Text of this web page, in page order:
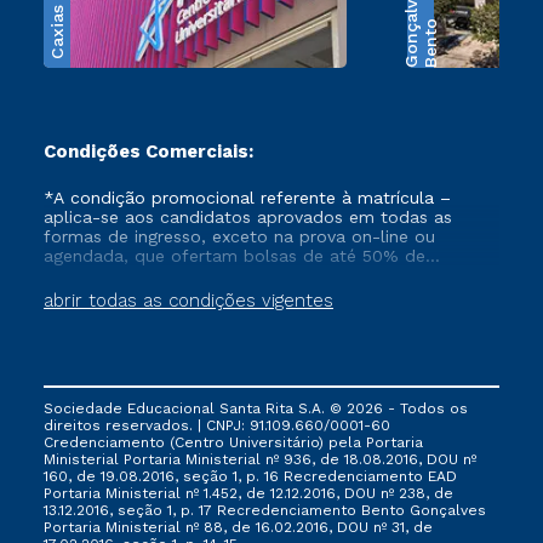
B
e
n
t
o
G
o
n
ç
a
l
v
e
s
Condições Comerciais:
abrir todas as condições vigentes
*A condição promocional referente à matrícula –
aplica-se aos candidatos aprovados em todas as
formas de ingresso, exceto na prova on-line ou
agendada, que ofertam bolsas de até 50% de
que ainda não tenham efetivado e/ou não tenham
cancelado ou trancado sua matrícula em uma das
FIES, Prouni e outros programas governamentais, e
não se acumula com nenhuma outra campanha
ofertada pela Instituição.
Sociedade Educacional Santa Rita S.A. © 2026 - Todos os
direitos reservados. | CNPJ: 91.109.660/0001-60
Credenciamento (Centro Universitário) pela Portaria
Ministerial Portaria Ministerial nº 936, de 18.08.2016, DOU nº
160, de 19.08.2016, seção 1, p. 16 Recredenciamento EAD
Portaria Ministerial nº 1.452, de 12.12.2016, DOU nº 238, de
13.12.2016, seção 1, p. 17 Recredenciamento Bento Gonçalves
Portaria Ministerial nº 88, de 16.02.2016, DOU nº 31, de